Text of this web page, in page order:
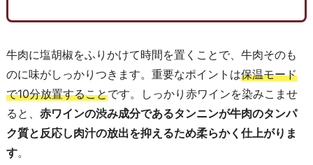
牛肉に塩胡椒をふりかけて時間を置くことで、牛肉そのも
のに味がしっかりつきます。重要なポイントは保温モード
で10分放置することです。しっかり赤ワインを染みこませ
ると、 赤ワインの渋み成分であるタンニンが牛肉のタンパ
ク質と反応し肉汁の放出を抑えるため柔らかく仕上がりま
す。